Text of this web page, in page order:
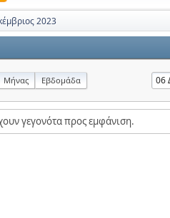
2023
Μήνας Εβδομάδα
γεγονότα προς εμφάνιση.